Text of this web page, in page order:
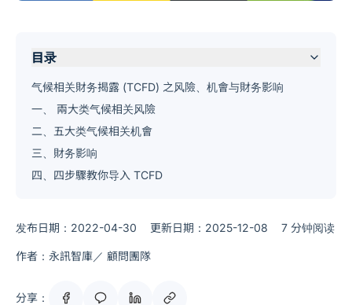
目录
气候相关財务揭露 (TCFD) 之风險、机會与財务影响
一、 兩大类气候相关风險
二、五大类气候相关机會
三、財务影响
四、四步驟教你导入 TCFD
发布日期：2022-04-30 更新日期：2025-12-08 7 分钟阅读
作者：永訊智庫／ 顧問團隊
分享：